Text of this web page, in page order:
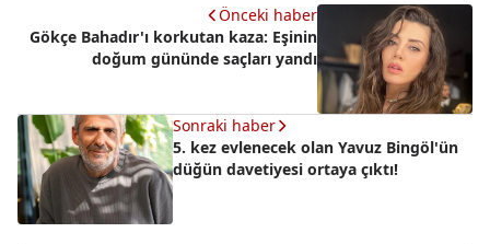
Önceki haber
Gökçe Bahadır'ı korkutan kaza: Eşinin
doğum gününde saçları yandı
Sonraki haber
5. kez evlenecek olan Yavuz Bingöl'ün
düğün davetiyesi ortaya çıktı!